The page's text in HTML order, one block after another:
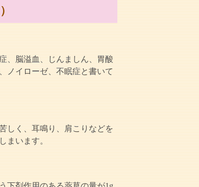
、脳溢血、じんましん、胃酸
ノイローゼ、不眠症と書いて
しく、耳鳴り、肩こりなどを
まいます。